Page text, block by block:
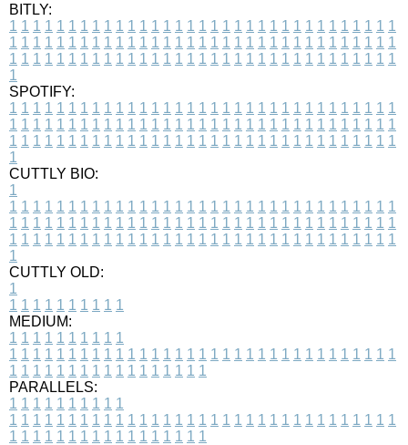
BITLY:
1 1 1 1 1 1 1 1 1 1 1 1 1 1 1 1 1 1 1 1 1 1 1 1 1 1 1 1 1 1 1 1 1
1 1 1 1 1 1 1 1 1 1 1 1 1 1 1 1 1 1 1 1 1 1 1 1 1 1 1 1 1 1 1 1 1
1 1 1 1 1 1 1 1 1 1 1 1 1 1 1 1 1 1 1 1 1 1 1 1 1 1 1 1 1 1 1 1 1
1
SPOTIFY:
1 1 1 1 1 1 1 1 1 1 1 1 1 1 1 1 1 1 1 1 1 1 1 1 1 1 1 1 1 1 1 1 1
1 1 1 1 1 1 1 1 1 1 1 1 1 1 1 1 1 1 1 1 1 1 1 1 1 1 1 1 1 1 1 1 1
1 1 1 1 1 1 1 1 1 1 1 1 1 1 1 1 1 1 1 1 1 1 1 1 1 1 1 1 1 1 1 1 1
1
CUTTLY BIO:
1
1 1 1 1 1 1 1 1 1 1 1 1 1 1 1 1 1 1 1 1 1 1 1 1 1 1 1 1 1 1 1 1 1
1 1 1 1 1 1 1 1 1 1 1 1 1 1 1 1 1 1 1 1 1 1 1 1 1 1 1 1 1 1 1 1 1
1 1 1 1 1 1 1 1 1 1 1 1 1 1 1 1 1 1 1 1 1 1 1 1 1 1 1 1 1 1 1 1 1
1
CUTTLY OLD:
1
1 1 1 1 1 1 1 1 1 1
MEDIUM:
1 1 1 1 1 1 1 1 1 1
1 1 1 1 1 1 1 1 1 1 1 1 1 1 1 1 1 1 1 1 1 1 1 1 1 1 1 1 1 1 1 1 1
1 1 1 1 1 1 1 1 1 1 1 1 1 1 1 1 1
PARALLELS:
1 1 1 1 1 1 1 1 1 1
1 1 1 1 1 1 1 1 1 1 1 1 1 1 1 1 1 1 1 1 1 1 1 1 1 1 1 1 1 1 1 1 1
1 1 1 1 1 1 1 1 1 1 1 1 1 1 1 1 1